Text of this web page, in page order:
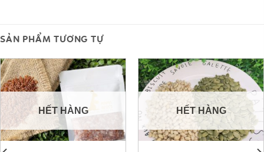
SẢN PHẨM TƯƠNG TỰ
HẾT HÀNG HẾT HÀNG